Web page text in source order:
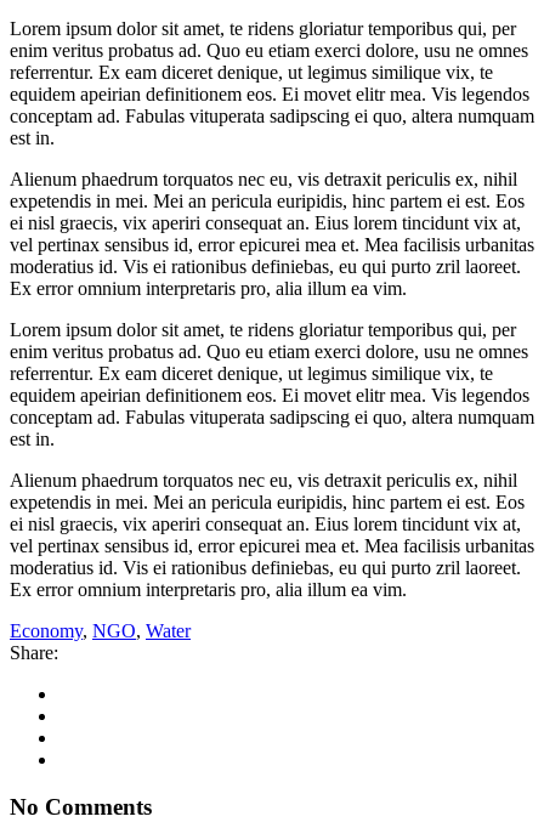
Lorem ipsum dolor sit amet, te ridens gloriatur temporibus qui, per
enim veritus probatus ad. Quo eu etiam exerci dolore, usu ne omnes
referrentur. Ex eam diceret denique, ut legimus similique vix, te
equidem apeirian definitionem eos. Ei movet elitr mea. Vis legendos
conceptam ad. Fabulas vituperata sadipscing ei quo, altera numquam
est in.
Alienum phaedrum torquatos nec eu, vis detraxit periculis ex, nihil
expetendis in mei. Mei an pericula euripidis, hinc partem ei est. Eos
ei nisl graecis, vix aperiri consequat an. Eius lorem tincidunt vix at,
vel pertinax sensibus id, error epicurei mea et. Mea facilisis urbanitas
moderatius id. Vis ei rationibus definiebas, eu qui purto zril laoreet.
Ex error omnium interpretaris pro, alia illum ea vim.
Lorem ipsum dolor sit amet, te ridens gloriatur temporibus qui, per
enim veritus probatus ad. Quo eu etiam exerci dolore, usu ne omnes
referrentur. Ex eam diceret denique, ut legimus similique vix, te
equidem apeirian definitionem eos. Ei movet elitr mea. Vis legendos
conceptam ad. Fabulas vituperata sadipscing ei quo, altera numquam
est in.
Alienum phaedrum torquatos nec eu, vis detraxit periculis ex, nihil
expetendis in mei. Mei an pericula euripidis, hinc partem ei est. Eos
ei nisl graecis, vix aperiri consequat an. Eius lorem tincidunt vix at,
vel pertinax sensibus id, error epicurei mea et. Mea facilisis urbanitas
moderatius id. Vis ei rationibus definiebas, eu qui purto zril laoreet.
Ex error omnium interpretaris pro, alia illum ea vim.
Economy, NGO, Water
Share:
No Comments